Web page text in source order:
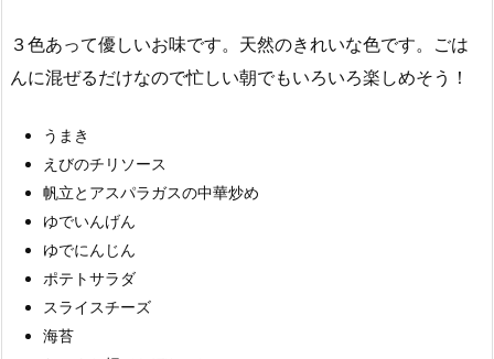
３色あって優しいお味です。天然のきれいな色です。ごは
んに混ぜるだけなので忙しい朝でもいろいろ楽しめそう！
うまき
えびのチリソース
帆立とアスパラガスの中華炒め
ゆでいんげん
ゆでにんじん
ポテトサラダ
スライスチーズ
海苔